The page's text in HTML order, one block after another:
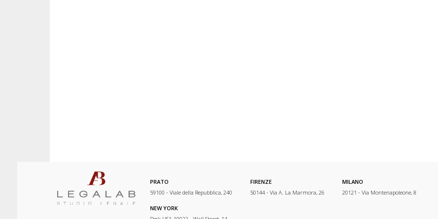
PRATO
59100 - Viale della Repubblica, 240
FIRENZE
50144 - Via A. La Marmora, 26
MILANO
20121 - Via Montenapoleone, 8
NEW YORK